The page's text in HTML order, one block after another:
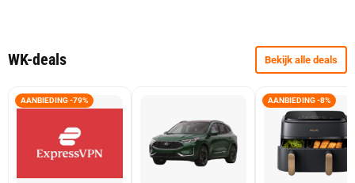
WK-deals Bekijk alle deals
AANBIEDING -79% AANBIEDING -8%